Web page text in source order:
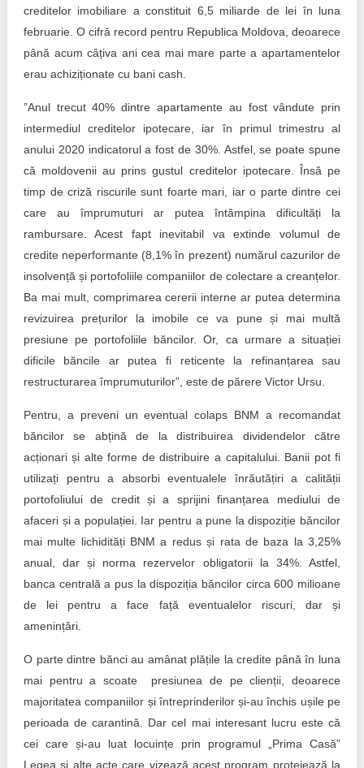
creditelor imobiliare a constituit 6,5 miliarde de lei în luna
februarie. O cifră record pentru Republica Moldova, deoarece
până acum câțiva ani cea mai mare parte a apartamentelor
erau achiziționate cu bani cash.
”Anul trecut 40% dintre apartamente au fost vândute prin
intermediul creditelor ipotecare, iar în primul trimestru al
anului 2020 indicatorul a fost de 30%. Astfel, se poate spune
că moldovenii au prins gustul creditelor ipotecare. Însă pe
timp de criză riscurile sunt foarte mari, iar o parte dintre cei
care au împrumuturi ar putea întâmpina dificultăți la
rambursare. Acest fapt inevitabil va extinde volumul de
credite neperformante (8,1% în prezent) numărul cazurilor de
insolvență și portofoliile companiilor de colectare a creanțelor.
Ba mai mult, comprimarea cererii interne ar putea determina
revizuirea prețurilor la imobile ce va pune și mai multă
presiune pe portofoliile băncilor. Or, ca urmare a situației
dificile băncile ar putea fi reticente la refinanțarea sau
restructurarea împrumuturilor”, este de părere Victor Ursu.
Pentru, a preveni un eventual colaps BNM a recomandat
băncilor se abțină de la distribuirea dividendelor către
acționari și alte forme de distribuire a capitalului. Banii pot fi
utilizați pentru a absorbi eventualele înrăutățiri a calității
portofoliului de credit și a sprijini finanțarea mediului de
afaceri și a populației. Iar pentru a pune la dispoziție băncilor
mai multe lichidități BNM a redus și rata de baza la 3,25%
anual, dar și norma rezervelor obligatorii la 34%. Astfel,
banca centrală a pus la dispoziția băncilor circa 600 milioane
de lei pentru a face față eventualelor riscuri, dar și
amenințări.
O parte dintre bănci au amânat plățile la credite până în luna
mai pentru a scoate presiunea de pe clienții, deoarece
majoritatea companiilor și întreprinderilor și-au închis ușile pe
perioada de carantină. Dar cel mai interesant lucru este că
cei care și-au luat locuințe prin programul „Prima Casă”
Legea și alte acte care vizează acest program protejează la